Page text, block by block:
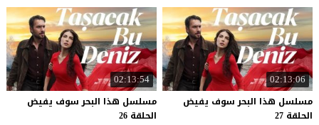
02:13:06
مسلسل هذا البحر سوف يفيض
الحلقة 27
02:13:54
مسلسل هذا البحر سوف يفيض
الحلقة 26